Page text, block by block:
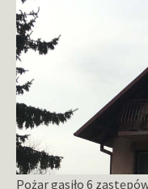
Pożar gasiło 6